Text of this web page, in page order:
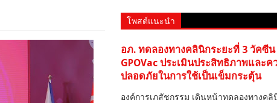
โพสต์แนะนำ
อภ. ทดลองทางคลินิกระยะที่ 3 วัคซีน
GPOVac ประเมินประสิทธิภาพและค
ปลอดภัยในการใช้เป็นเข็มกระตุ้น
องค์การเภสัชกรรม เดินหน้าทดลองทางคลิ